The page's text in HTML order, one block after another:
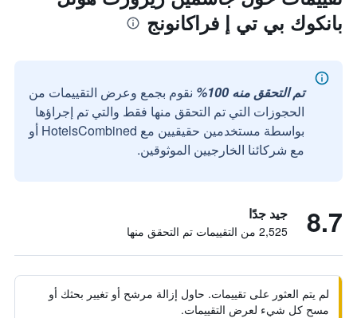
بانكوك بي تي إ فراكانونج
تم التحقق منه 100%
نقوم بجمع وعرض التقييمات من
الحجوزات التي تم التحقق منها فقط والتي تم إجراؤها
بواسطة مستخدمين حقيقيين مع HotelsCombined أو
مع شركائنا الخارجيين الموثوقين.
8.7 جيد جدًا
2,525 من التقييمات تم التحقق منها
لم يتم العثور على تقييمات. حاول إزالة مرشح أو تغيير بحثك أو
مسح كل شيء لعرض التقييمات.